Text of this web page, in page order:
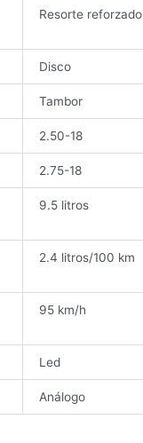
Resorte reforzado
Disco
Tambor
2.50-18
2.75-18
9.5 litros
2.4 litros/100 km
95 km/h
Led
Análogo